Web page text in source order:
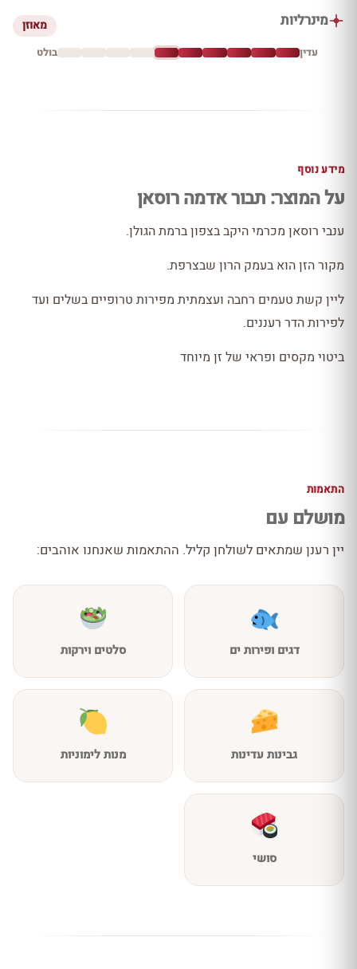
מינרליות מאוזן
עדין בולט
מידע נוסף
על המוצר: תבור אדמה רוסאן
ענבי רוסאן מכרמי היקב בצפון ברמת הגולן.
מקור הזן הוא בעמק הרון שבצרפת.
ליין קשת טעמים רחבה ועצמתית מפירות טרופיים בשלים ועד
לפירות הדר רעננים.
ביטוי מקסים ופראי של זן מיוחד
התאמות
מושלם עם
יין רענן שמתאים לשולחן קליל. ההתאמות שאנחנו אוהבים:
דגים ופירות ים סלטים וירקות
גבינות עדינות מנות לימוניות
סושי